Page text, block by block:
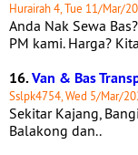
Hurairah 4, Tue 11/Mar/
Anda Nak Sewa
PM kami. Harga?
16.Van & Bas
Sslpk4754, Wed 5/Mar/
Sekitar Kajang,
Balakong dan..